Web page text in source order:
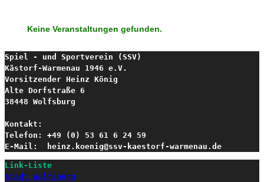
Keine Veranstaltungen gefunden.
Spiel - und Sportverein (SSV)
Kästorf-Warmenau 1946 e.V.
Vorsitzender Heinz König
Alte Dorfstraße 6
38448 Wolfsburg
Kontakt:
Telefon: +49 (0) 53 61 6 24 59
E-Mail:  heinz.koenig@ssv-kaestorf-warmenau.de
Link-Liste
Stadt Wolfsburg